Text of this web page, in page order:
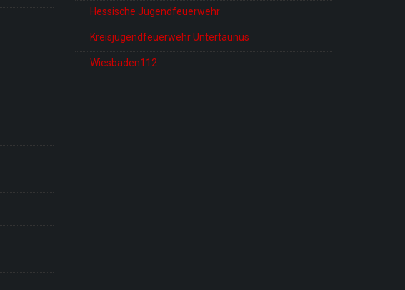
Hessische Jugendfeuerwehr
Kreisjugendfeuerwehr Untertaunus
Wiesbaden112